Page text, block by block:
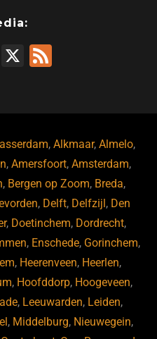
Li X
,Alkmaar,Almelo,
,Amersfoort,Amsterdam,
, Bergen op Zoom, Breda,
, Delft, Delfzijl, Den
, Doetinchem, Dordrecht,
, Enschede, Gorinchem,
, Heerenveen, Heerlen,
, Hoofddorp, Hoogeveen,
, Leeuwarden, Leiden,
, Middelburg, Nieuwegein,